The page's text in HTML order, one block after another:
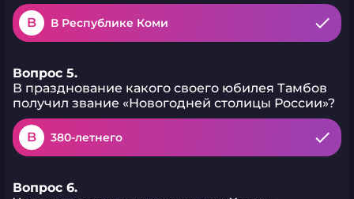
B В Республике Коми
Вопрос 5.
В празднование какого своего юбилея Тамбов
получил звание «Новогодней столицы России»?
B 380-летнего
Вопрос 6.